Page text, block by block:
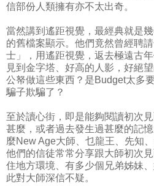
信部份人類擁有亦不太出奇。
當然講到遙距視覺，最經典就是
的舊檔案顯示。他們竟然曾經聘
士」，用遙距視覺，返去極遠古
見到金字塔、好高的人影，好絕
公帑做這些東西？是Budget太多
騙子欺騙了？
至於讀心街，即是能夠閱讀初次
甚麼，或者過去發生過甚麼的記
麼New Age大師、乜龍王、先知
他們的信徒常常分享跟大師初次
住地方環境、有多少個兄弟姊妹
此對大師深信不疑。